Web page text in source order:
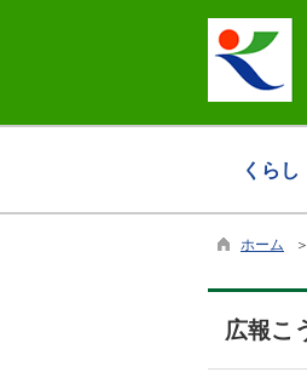
くらし
ホーム ＞
広報こ